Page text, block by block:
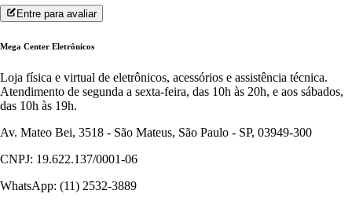
Entre para avaliar
Mega Center Eletrônicos
Loja física e virtual de eletrônicos, acessórios e assistência técnica.
Atendimento de segunda a sexta-feira, das 10h às 20h, e aos sábados,
das 10h às 19h.
Av. Mateo Bei, 3518 - São Mateus, São Paulo - SP, 03949-300
CNPJ: 19.622.137/0001-06
WhatsApp: (11) 2532-3889